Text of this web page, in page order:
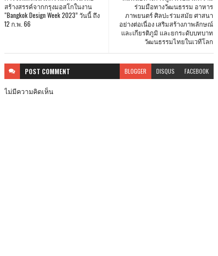
ร่วมมือทางวัฒนธรรม อาหาร
ภาพยนตร์ ศิลปะร่วมสมัย ศาสนา
อย่างต่อเนื่อง เสริมสร้างภาพลักษณ์
และเกียรติภูมิ และยกระดับบทบาท
วัฒนธรรมไทยในเวทีโลก
สร้างสรรค์จากกรุงมอสโกในงาน
“Bangkok Design Week 2023” วันนี้ ถึง
12 ก.พ. 66
POST COMMENT BLOGGER DISQUS FACEBOOK
ไม่มีความคิดเห็น